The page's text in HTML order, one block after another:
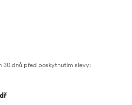
30 dnů před poskytnutím slevy: